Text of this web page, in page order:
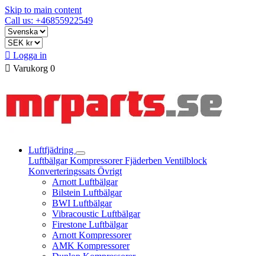
Skip to main content
Call us: +46855922549
 Logga in
 Varukorg 0
Luftfjädring
LuftbälgarKompressorerFjäderben Ventilblock
Konverteringssats Övrigt
Arnott Luftbälgar
Bilstein Luftbälgar
BWI Luftbälgar
Vibracoustic Luftbälgar
Firestone Luftbälgar
Arnott Kompressorer
AMK Kompressorer